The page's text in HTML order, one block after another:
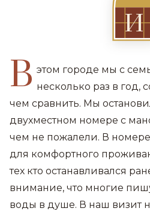
И
В этом городе мы с
несколько раз в год,
чем сравнить. Мы
двухместном номере с
чем не пожалели. В номере
для комфортного
тех кто останавливался
внимание, что многие
воды в душе. В наш визит